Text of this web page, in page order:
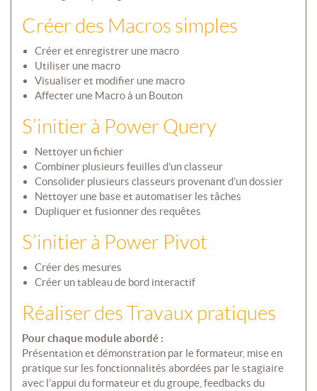
Créer des Macros simples
Créer et enregistrer une macro
Utiliser une macro
Visualiser et modifier une macro
Affecter une Macro à un Bouton
S’initier à Power Query
Nettoyer un fichier
Combiner plusieurs feuilles d’un classeur
Consolider plusieurs classeurs provenant d’un dossier
Nettoyer une base et automatiser les tâches
Dupliquer et fusionner des requêtes
S’initier à Power Pivot
Créer des mesures
Créer un tableau de bord interactif
Réaliser des Travaux pratiques
Pour chaque module abordé :
Présentation et démonstration par le formateur, mise en
pratique sur les fonctionnalités abordées par le stagiaire
avec l’appui du formateur et du groupe, feedbacks du